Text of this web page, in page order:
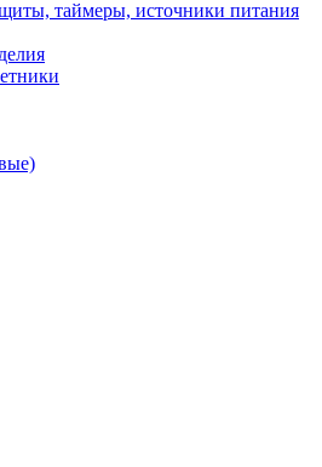
таймеры, источники питания